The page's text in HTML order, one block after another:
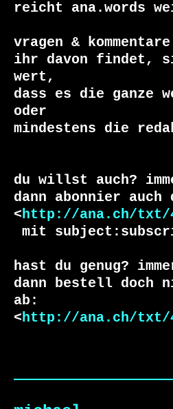
reicht ana.words
vragen &
ihr davon findet,
wert,
dass es die ganze
oder
du willst auch?
dann abonnier auch
<http://ana.ch/txt/
hast du genug?
dann bestell doch
ab:
<http://ana.ch/txt/